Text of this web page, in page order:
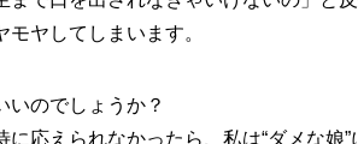
モヤしてしまいます。
いのでしょうか？
に応えられなかったら、私は“ダメな娘